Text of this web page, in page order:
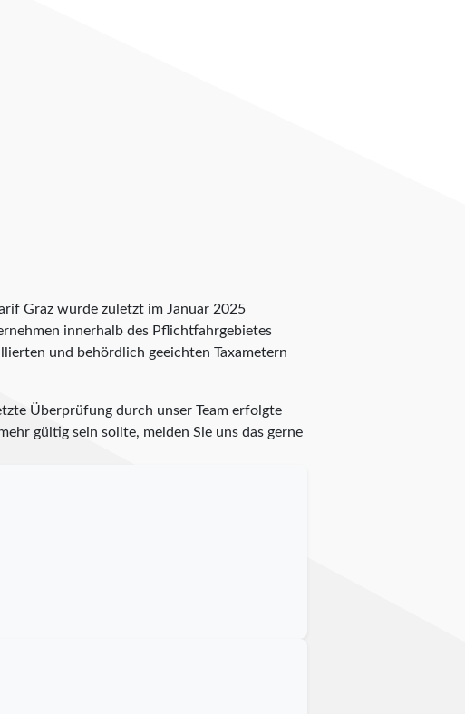
Graz wurde zuletzt im Januar 2025
innerhalb des Pflichtfahrgebietes
und behördlich geeichten Taxametern
Überprüfung durch unser Team erfolgte
gültig sein sollte, melden Sie uns das gerne